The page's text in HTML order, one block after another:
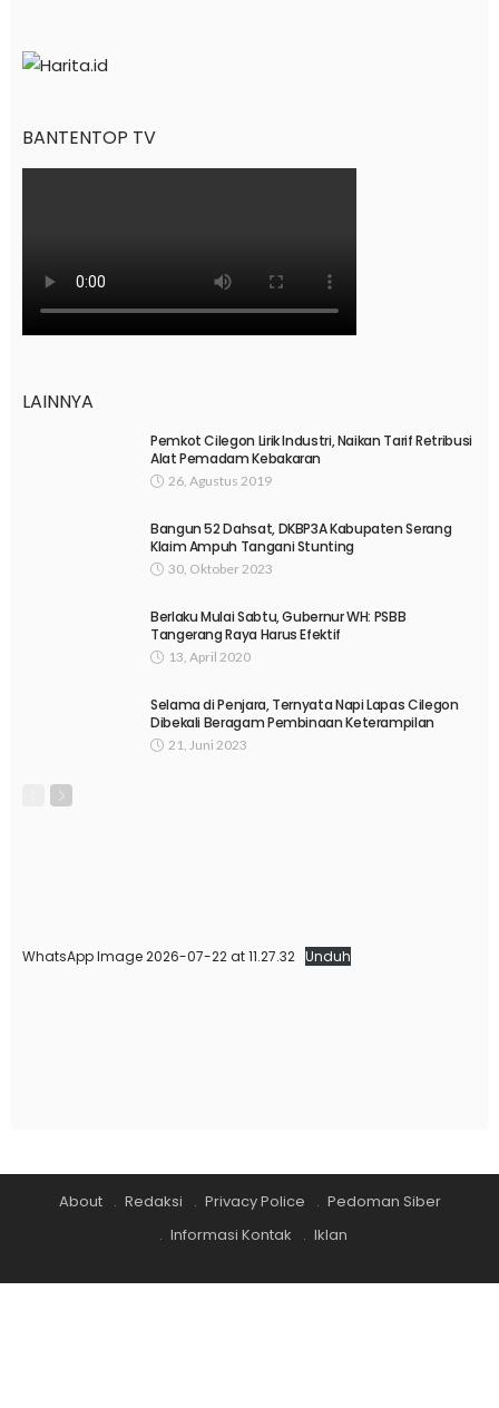
BANTENTOP TV
LAINNYA
Pemkot Cilegon Lirik Industri, Naikan Tarif Retribusi
Alat Pemadam Kebakaran
26, Agustus 2019
Bangun 52 Dahsat, DKBP3A Kabupaten Serang
Klaim Ampuh Tangani Stunting
30, Oktober 2023
Berlaku Mulai Sabtu, Gubernur WH: PSBB
Tangerang Raya Harus Efektif
13, April 2020
Selama di Penjara, Ternyata Napi Lapas Cilegon
Dibekali Beragam Pembinaan Keterampilan
21, Juni 2023
WhatsApp Image 2026-07-22 at 11.27.32 Unduh
About Redaksi Privacy Police
Pedoman Siber
Informasi Kontak
Iklan